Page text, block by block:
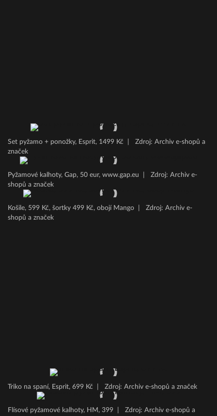
Set pyžamo + ponožky, Esprit, 1499 Kč
Zdroj: Archiv e-shopů a
značek
Pyžamové kalhoty, Gap, 50 eur, www.gap.eu
Zdroj: Archiv e-
shopů a značek
Košile, 599 Kč, šortky 499 Kč, obojí Mango
Zdroj: Archiv e-
shopů a značek
Triko na spaní, Esprit, 699 Kč Zdroj: Archiv e-shopů a značek
Flísové pyžamové kalhoty, HM, 399
Zdroj: Archiv e-shopů a